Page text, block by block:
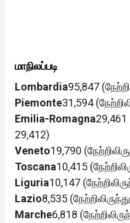
மாநிலப்படி
Lombardia95,847
Piemonte31,594
Emilia-Romagna29,461
29,412)
Veneto19,790
Toscana10,415
Liguria10,147
Lazio8,535
Marche6,818